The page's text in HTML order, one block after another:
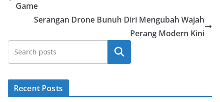
Game
Serangan Drone Bunuh Diri Mengubah Wajah
Perang Modern Kini
Cari
Recent Posts